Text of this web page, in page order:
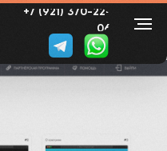
+7 (921) 370-22-
06